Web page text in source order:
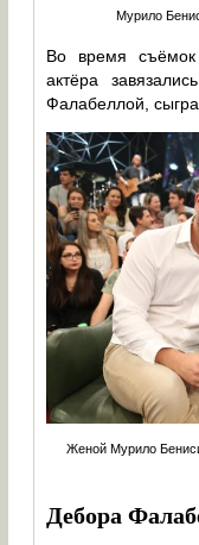
Мурило
Во время съёмок
актёра
Фалабеллой,
Женой Мурило
Дебора